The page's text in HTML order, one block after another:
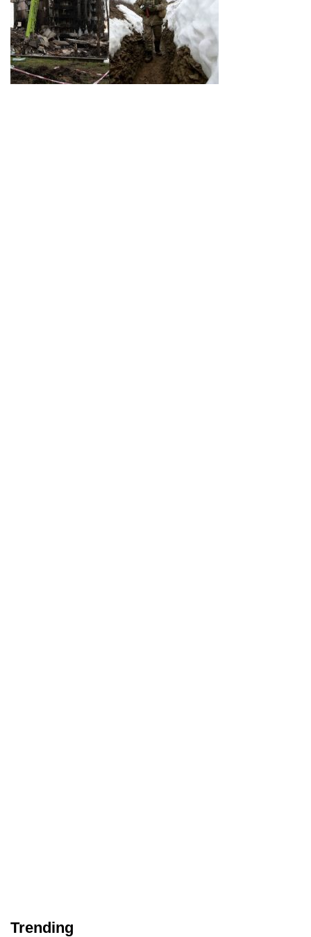
Trending